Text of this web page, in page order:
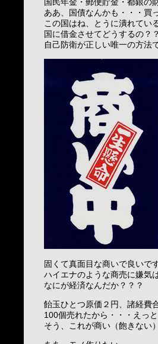
ああ、国債なんかも・・・買
この国はね、とうに潰れてい
国に借金させてどうするの？
自己防衛が正しい唯一の方法で
固くて真面目な商いで良いで
ハイエナのような商売に嫌気
なにが経済なんだか？？？
飴玉ひとつ原価２円、諸経費
100個売れたから・・・えっ
そう、これが商い（飽きない